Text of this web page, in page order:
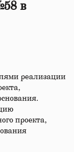
в
реализации
проекта,